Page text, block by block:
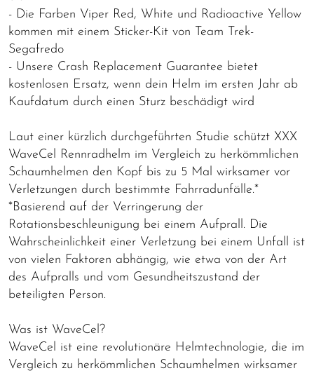
- Die Farben Viper Red, White und Radioactive Yellow
kommen mit einem Sticker-Kit von Team Trek-
Segafredo
- Unsere Crash Replacement Guarantee bietet
kostenlosen Ersatz, wenn dein Helm im ersten Jahr ab
Kaufdatum durch einen Sturz beschädigt wird
Laut einer kürzlich durchgeführten Studie schützt XXX
WaveCel Rennradhelm im Vergleich zu herkömmlichen
Schaumhelmen den Kopf bis zu 5 Mal wirksamer vor
Verletzungen durch bestimmte Fahrradunfälle.*
*Basierend auf der Verringerung der
Rotationsbeschleunigung bei einem Aufprall. Die
Wahrscheinlichkeit einer Verletzung bei einem Unfall ist
von vielen Faktoren abhängig, wie etwa von der Art
des Aufpralls und vom Gesundheitszustand der
beteiligten Person.
Was ist WaveCel?
WaveCel ist eine revolutionäre Helmtechnologie, die im
Vergleich zu herkömmlichen Schaumhelmen wirksamer